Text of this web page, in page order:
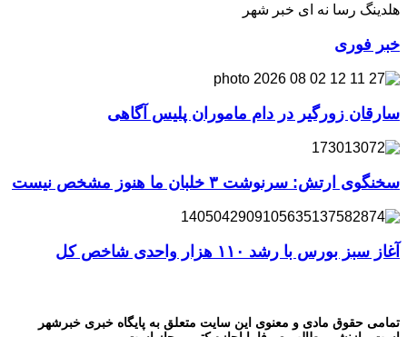
هلدینگ رسا نه ای خبر شهر
خبر فوری
سارقان زورگیر در دام ماموران پلیس آگاهی
سخنگوی ارتش: سرنوشت ۳ خلبان ما هنوز مشخص نیست
آغاز سبز بورس با رشد ۱۱۰ هزار واحدی شاخص کل
تمامی حقوق مادی و معنوی این سایت متعلق به پایگاه خبری خبرشهر